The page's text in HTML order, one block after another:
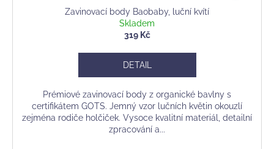
Zavinovací body Baobaby, luční kvítí
Skladem
319 Kč
DETAIL
Prémiové zavinovací body z organické bavlny s
certifikátem GOTS. Jemný vzor lučních květin okouzlí
zejména rodiče holčiček. Vysoce kvalitní materiál, detailní
zpracování a...